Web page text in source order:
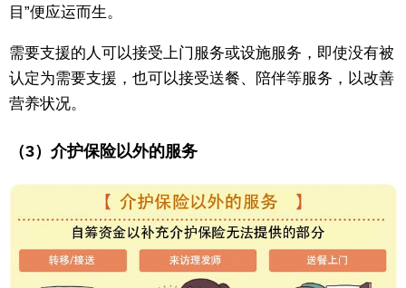
目”便应运而生。
需要支援的人可以接受上门服务或设施服务，即使没有被
认定为需要支援，也可以接受送餐、陪伴等服务，以改善
营养状况。
（3）介护保险以外的服务